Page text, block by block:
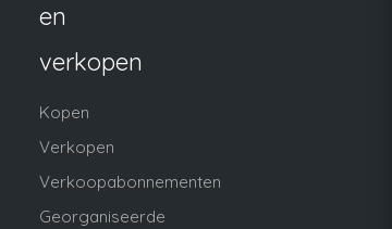
en
verkopen
Kopen
Verkopen
Verkoopabonnementen
Georganiseerde